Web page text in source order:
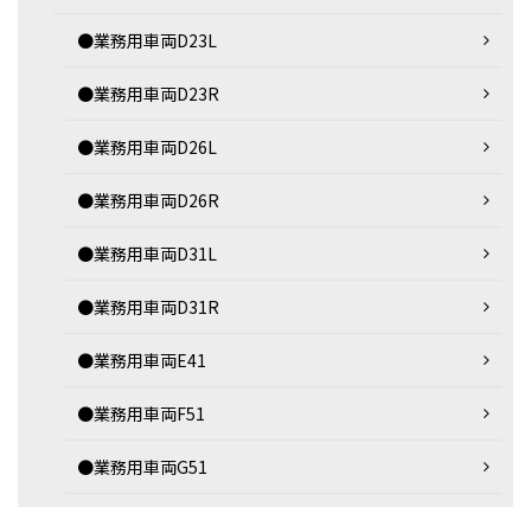
●業務用車両D23L
●業務用車両D23R
●業務用車両D26L
●業務用車両D26R
●業務用車両D31L
●業務用車両D31R
●業務用車両E41
●業務用車両F51
●業務用車両G51